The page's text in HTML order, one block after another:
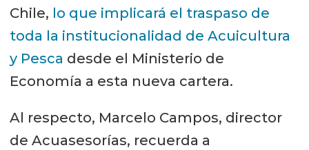
Chile, lo que implicará el traspaso de
toda la institucionalidad de Acuicultura
y Pesca desde el Ministerio de
Economía a esta nueva cartera.
Al respecto, Marcelo Campos, director
de Acuasesorías, recuerda a